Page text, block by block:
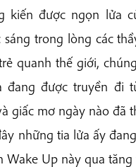
kiến được ngọn lửa
trong lòng các
quanh thế giới,
đang được truyền đi
giấc mơ ngày nào đã
những tia lửa ấy
Wake Up này qua